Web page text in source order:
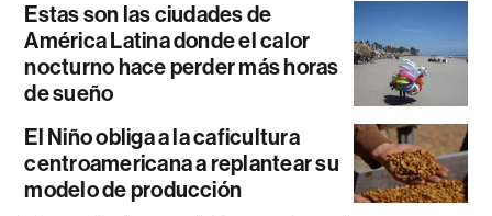
Estas son las ciudades de
América Latina donde el calor
nocturno hace perder más horas
de sueño
El Niño obliga a la caficultura
centroamericana a replantear su
modelo de producción